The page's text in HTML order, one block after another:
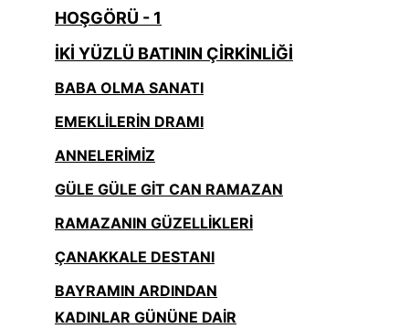
HOŞGÖRÜ - 1
İKİ YÜZLÜ BATININ ÇİRKİNLİĞİ
BABA OLMA SANATI
EMEKLİLERİN DRAMI
ANNELERİMİZ
GÜLE GÜLE GİT CAN RAMAZAN
RAMAZANIN GÜZELLİKLERİ
ÇANAKKALE DESTANI
BAYRAMIN ARDINDAN
KADINLAR GÜNÜNE DAİR